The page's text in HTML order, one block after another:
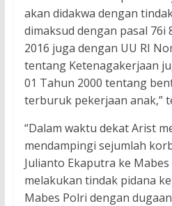
akan didakwa dengan
dimaksud dengan pasal 76i
2016 juga dengan UU RI
tentang Ketenagakerjaan
01 Tahun 2000 tentang
terburuk pekerjaan anak,”
“Dalam waktu dekat Arist
mendampingi sejumlah
Julianto Ekaputra ke
melakukan tindak pidana
Mabes Polri dengan